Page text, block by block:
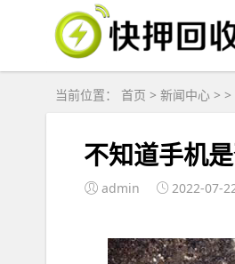
当前位置： 首页 > 新闻中心 > >
不知道手机
admin 2022-07-